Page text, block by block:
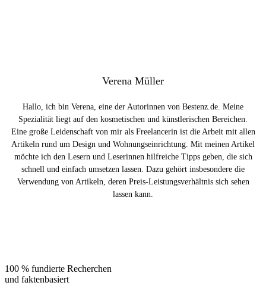
Verena Müller
Hallo, ich bin Verena, eine der Autorinnen von Bestenz.de. Meine
Spezialität liegt auf den kosmetischen und künstlerischen Bereichen.
Eine große Leidenschaft von mir als Freelancerin ist die Arbeit mit allen
Artikeln rund um Design und Wohnungseinrichtung. Mit meinen Artikel
möchte ich den Lesern und Leserinnen hilfreiche Tipps geben, die sich
schnell und einfach umsetzen lassen. Dazu gehört insbesondere die
Verwendung von Artikeln, deren Preis-Leistungsverhältnis sich sehen
lassen kann.
100 % fundierte Recherchen
und faktenbasiert